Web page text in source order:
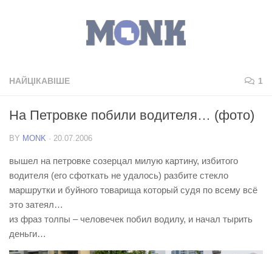
НАЙЦІКАВІШЕ 1
На Петровке побили водителя… (фото)
BY MONK · 20.07.2006
вышел на петровке созерцал милую картину, избитого
водителя (его сфоткать не удалось) разбите стекло
маршрутки и буйного товарища который судя по всему всё
это затеял…
из фраз толпы – человечек побил водилу, и начал тырить
деньги…